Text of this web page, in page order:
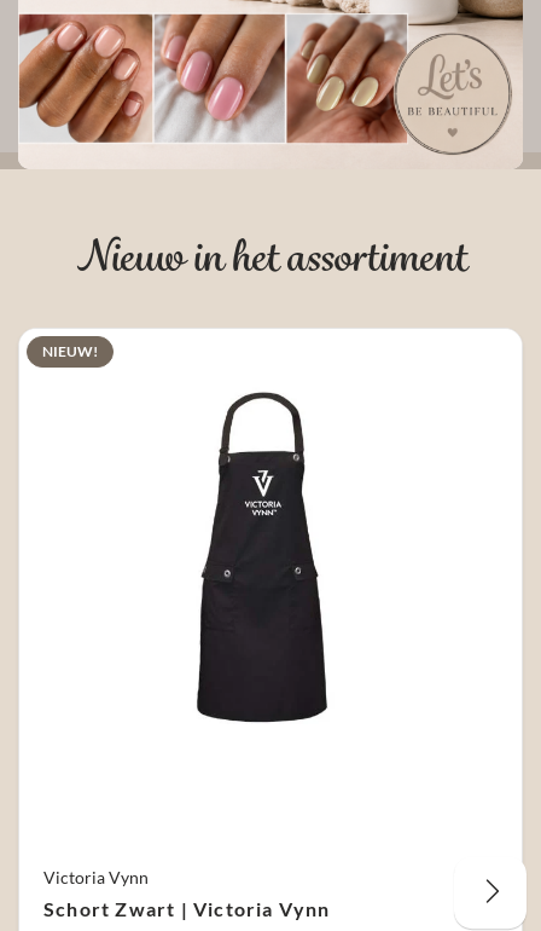
Nieuw Biab™ Topcoat
Nieuw in het assortiment
NIEUW!
Victoria Vynn
Schort Zwart | Victoria Vynn